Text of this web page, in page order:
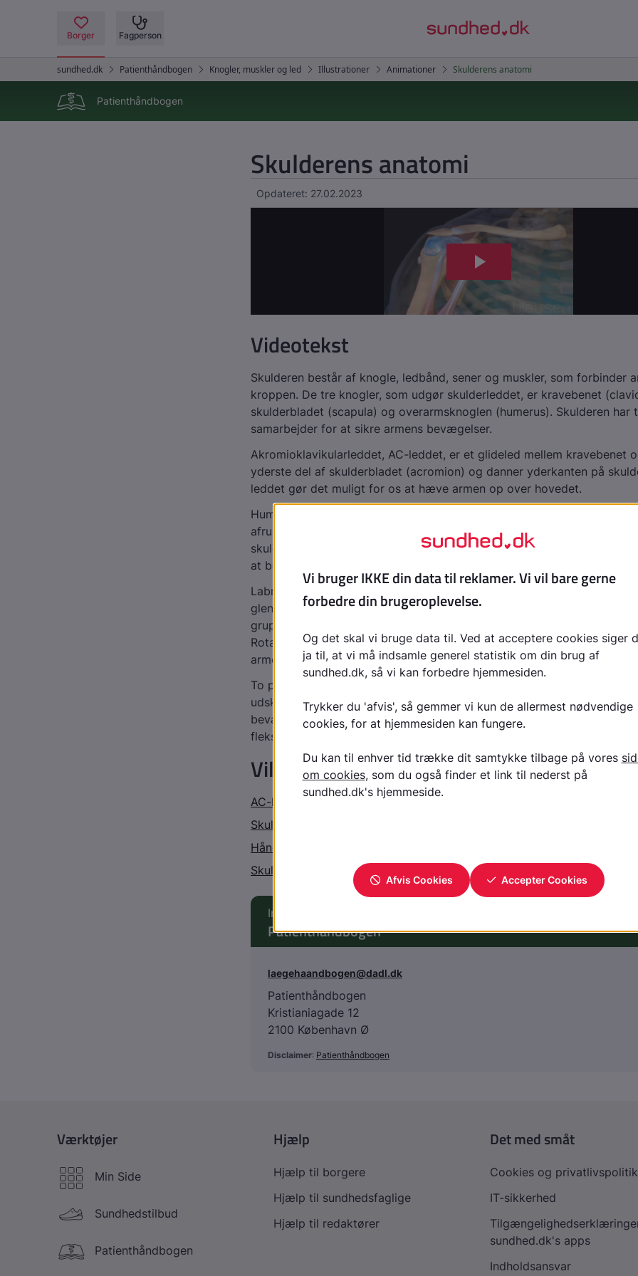
Patienthåndbogen
Skulderens anatomi
Opdateret: 27.02.2023
Videotekst
Skulderen består af knogle, ledbånd, sener og muskler, som forbinder
kroppen. De tre knogler, som udgør skulderleddet, er kravebenet
skulderbladet (scapula) og overarmsknoglen (humerus). Skulderen har
samarbejder for at sikre armens bevægelser.
Akromioklavikularleddet, AC-leddet, er et glideled mellem kravebenet
yderste del af skulderbladet (acromion) og danner yderkanten på
leddet gør det muligt for os at hæve armen op over hovedet.
Humeroskapulærleddet, eller skulderleddet, er et kugleled. Kuglen er
afrundede del af overarmsknoglen, og ledskålen er den skålformede del
skulderbladet, kaldet glenoidal hulen, hvor kuglen passer ind. Leddet
at bevæge armen i cirkulære bevægelser, både fremad og ud fra
Labrum er den brusk, som virker som stødpude mellem humerus-
glenoid. Denne brusk hjælper med til at stabilisere leddet. Rotator-
gruppe på fire muskler, som holder overarmsknoglen på plads mod
Rotator-cuff-musklerne stabiliserer skulderleddet og hjælper til med
armen.
To poselignende strukturer kaldet bursa befinder sig også i skulderen.
udskiller et glidemiddel, som nedsætter gnidningsmodstanden mellem de
bevægelige dele i leddet. Tilsammen danner alle disse strukturer
fleksible led.
Vil du vide mere?
AC-led skade
Skuldersmerter
Håndbold, skader
Skulder, senebetændelse
Indhold leveret af
Patienthåndbogen
laegehaandbogen@dadl.dk
Patienthåndbogen
Kristianiagade 12
2100 København Ø
Disclaimer: Patienthåndbogen